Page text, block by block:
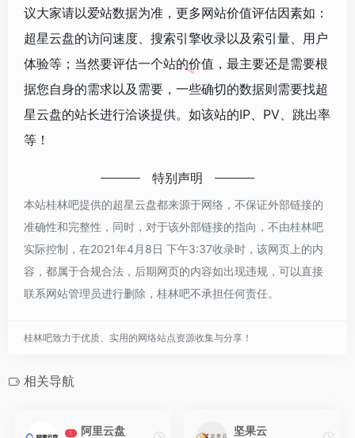
议大家请以爱站数据为准，更多网站价值评估因素如：
超星云盘的访问速度、搜索引擎收录以及索引量、用户
体验等；当然要评估一个站的价值，最主要还是需要根
据您自身的需求以及需要，一些确切的数据则需要找超
星云盘的站长进行洽谈提供。如该站的IP、PV、跳出率
等！
特别声明
本站桂林吧提供的超星云盘都来源于网络，不保证外部链接的
准确性和完整性，同时，对于该外部链接的指向，不由桂林吧
实际控制，在2021年4月8日 下午3:37收录时，该网页上的内
容，都属于合规合法，后期网页的内容如出现违规，可以直接
联系网站管理员进行删除，桂林吧不承担任何责任。
桂林吧致力于优质、实用的网络站点资源收集与分享！
相关导航
T 阿里云盘 坚果云